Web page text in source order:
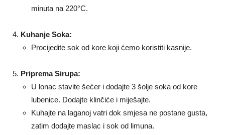
minuta na 220°C.
Kuhanje Soka:
Procijedite sok od kore koji ćemo koristiti kasnije.
Priprema Sirupa:
U lonac stavite šećer i dodajte 3 šolje soka od kore
lubenice. Dodajte klinčiće i miješajte.
Kuhajte na laganoj vatri dok smjesa ne postane gusta,
zatim dodajte maslac i sok od limuna.